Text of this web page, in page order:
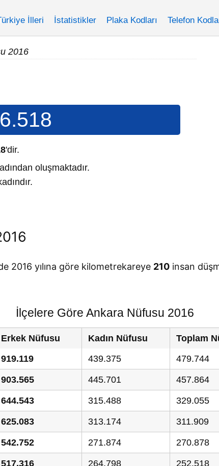
İlleri İstatistikler Plaka Kodları Telefon
2016
'dir.
oluşmaktadır.
2016 yılına göre kilometrekareye 210 insan
İlçelere Göre Ankara Nüfusu 2016
Erkek Nüfusu Kadın Nüfusu Toplam
919.119 439.375 479.744
903.565 445.701 457.864
644.543 315.488 329.055
625.083 313.174 311.909
542.752 271.874 270.878
517.316 264.798 252.518